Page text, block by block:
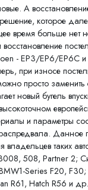
А
которое
время больше нет
- EP3/EP6/EP6C
при износе
просто
новый бугель
и параметры
Данное
таких
508, Partner 2;
Series F20,
R61, Hatch R56 и др.